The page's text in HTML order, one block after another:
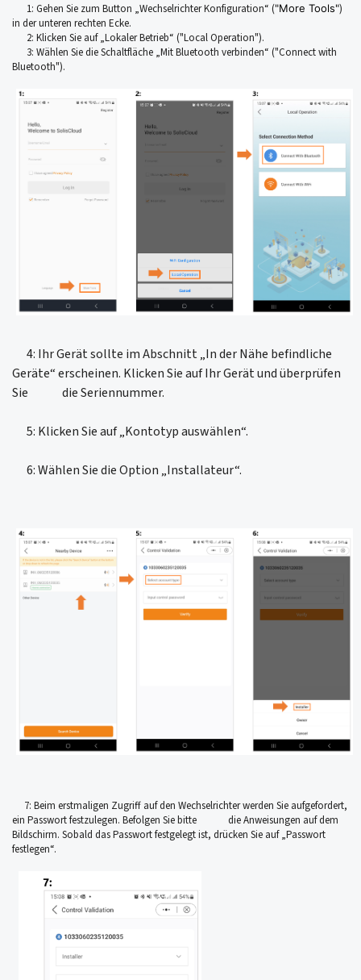
1: Gehen Sie zum Button „Wechselrichter Konfiguration“ ("More Tools")
in der unteren rechten Ecke.
2: Klicken Sie auf „Lokaler Betrieb“ ("Local Operation").
3: Wählen Sie die Schaltfläche „Mit Bluetooth verbinden“ ("Connect with
Bluetooth").
4: Ihr Gerät sollte im Abschnitt „In der Nähe befindliche
Geräte“ erscheinen. Klicken Sie auf Ihr Gerät und überprüfen
Sie die Seriennummer.
5: Klicken Sie auf „Kontotyp auswählen“.
6: Wählen Sie die Option „Installateur“.
7: Beim erstmaligen Zugriff auf den Wechselrichter werden Sie aufgefordert,
ein Passwort festzulegen. Befolgen Sie bitte die Anweisungen auf dem
Bildschirm. Sobald das Passwort festgelegt ist, drücken Sie auf „Passwort
festlegen“.